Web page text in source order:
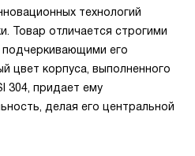
технологий
Товар отличается строгими
подчеркивающими его
цвет корпуса, выполненного
304, придает ему
делая его центральной